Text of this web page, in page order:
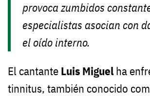
provoca zumbidos
especialistas asocian con
el oído interno.
El cantante Luis Miguel ha
tinnitus, también conocido